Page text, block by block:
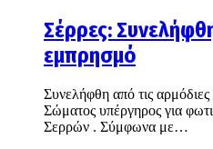
Σέρρες:
εμπρησμό
Συνελήφθη από τις
Σώματος υπέργηρος για
Σερρών . Σύμφωνα με…